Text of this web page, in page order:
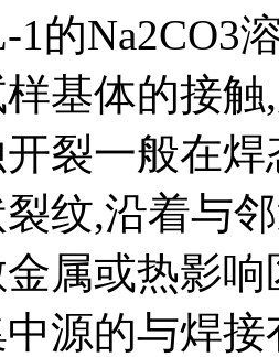
1的
基体的接
裂一般在
纹,沿着与
属或热影
源的与焊